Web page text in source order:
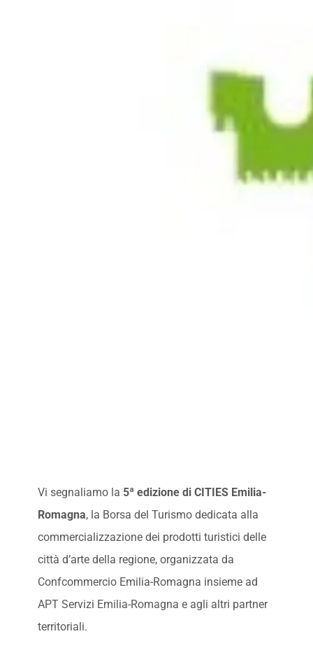
Vi segnaliamo la 5ª edizione di CITIES Emilia-
Romagna, la Borsa del Turismo dedicata alla
commercializzazione dei prodotti turistici delle
città d’arte della regione, organizzata da
Confcommercio Emilia-Romagna insieme ad
APT Servizi Emilia-Romagna e agli altri partner
territoriali.